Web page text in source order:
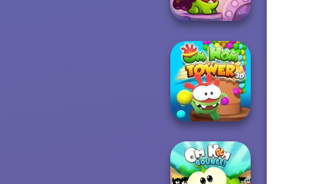
Cut The Rope:
Time Travel
Om Nom Tower